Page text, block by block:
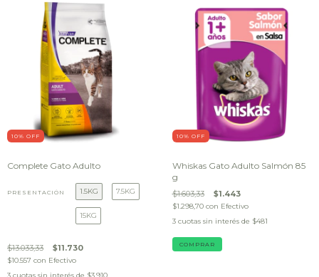
10% OFF
Complete Gato Adulto
PRESENTACIÓN 1.5KG 7.5KG
15KG
$13.033,33 $11.730
$10.557 con Efectivo
10% OFF
Whiskas Gato Adulto Salmón 85
g
$1.603,33 $1.443
$1.298,70 con Efectivo
3 cuotas sin interés de $481